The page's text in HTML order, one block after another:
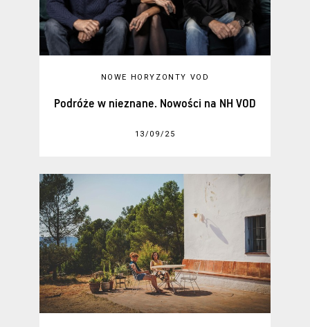
NOWE HORYZONTY VOD
Podróże w nieznane. Nowości na NH VOD
13/09/25